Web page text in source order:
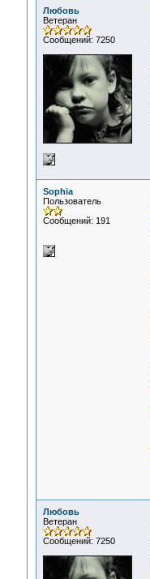
Любовь
Ветеран
Сообщений: 7250
Sophia
Пользователь
Сообщений: 191
Любовь
Ветеран
Сообщений: 7250